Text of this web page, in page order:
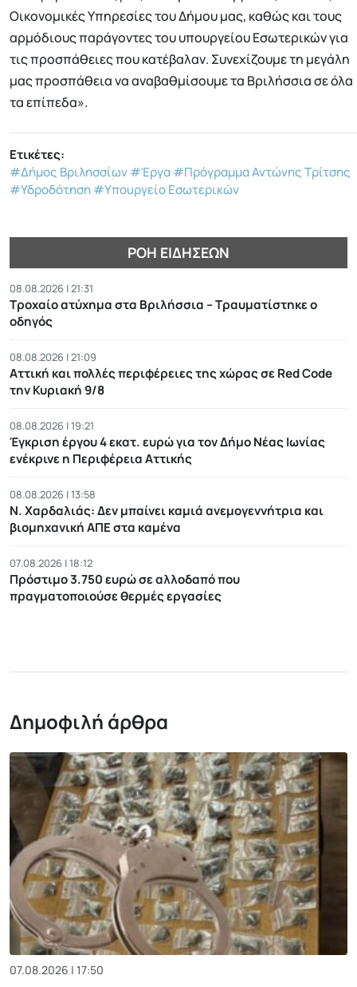
Οικονομικές Υπηρεσίες του Δήμου μας, καθώς και τους
αρμόδιους παράγοντες του υπουργείου Εσωτερικών για
τις προσπάθειες που κατέβαλαν. Συνεχίζουμε τη μεγάλη
μας προσπάθεια να αναβαθμίσουμε τα Βριλήσσια σε όλα
τα επίπεδα».
Ετικέτες:
#Δήμος Βριλησσίων#Έργα#Πρόγραμμα Αντώνης Τρίτσης
#Υδροδότηση#Υπουργείο Εσωτερικών
ΡΟΉ ΕΙΔΉΣΕΩΝ
08.08.2026 | 21:31
Τροχαίο ατύχημα στα Βριλήσσια – Τραυματίστηκε ο
οδηγός
08.08.2026 | 21:09
Αττική και πολλές περιφέρειες της χώρας σε Red Code
την Κυριακή 9/8
08.08.2026 | 19:21
Έγκριση έργου 4 εκατ. ευρώ για τον Δήμο Νέας Ιωνίας
ενέκρινε η Περιφέρεια Αττικής
08.08.2026 | 13:58
Ν. Χαρδαλιάς: Δεν μπαίνει καμιά ανεμογεννήτρια και
βιομηχανική ΑΠΕ στα καμένα
07.08.2026 | 18:12
Πρόστιμο 3.750 ευρώ σε αλλοδαπό που
πραγματοποιούσε θερμές εργασίες
Δημοφιλή άρθρα
07.08.2026 | 17:50